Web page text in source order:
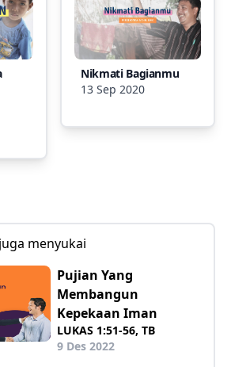
Nikmati Bagianmu
13 Sep 2020
menyukai
Pujian Yang
Membangun
Kepekaan Iman
LUKAS 1:51-56, TB
9 Des 2022